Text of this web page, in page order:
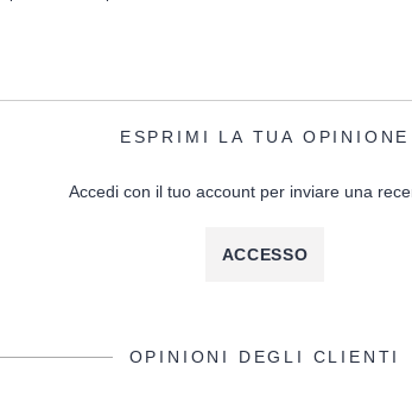
ESPRIMI LA TUA OPINIONE
Accedi con il tuo account per inviare una
ACCESSO
OPINIONI DEGLI CLIENTI